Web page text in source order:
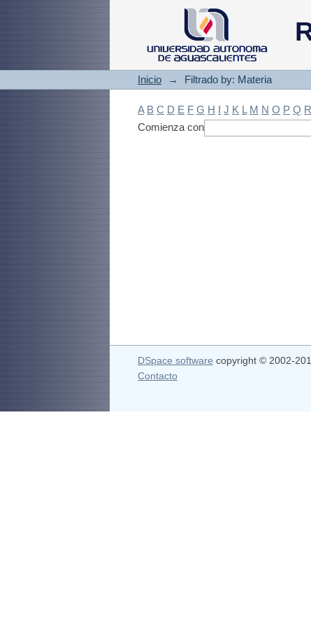
Filtrado by: Materia
Inicio → Filtrado by: Materia
A B C D E F G H I J K L M N O P Q R
Comienza con
DSpace software copyright © 2002-
Contacto